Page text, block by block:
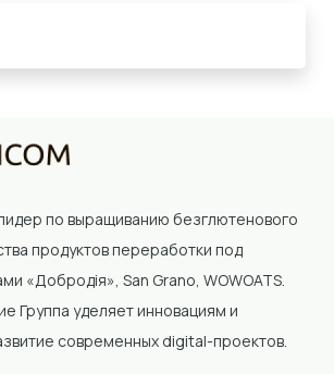
по выращиванию безглютенового
продуктов переработки под
«Добродія» , San Grano, WOWOATS
Группа уделяет инновациям и
современных digital-проектов.